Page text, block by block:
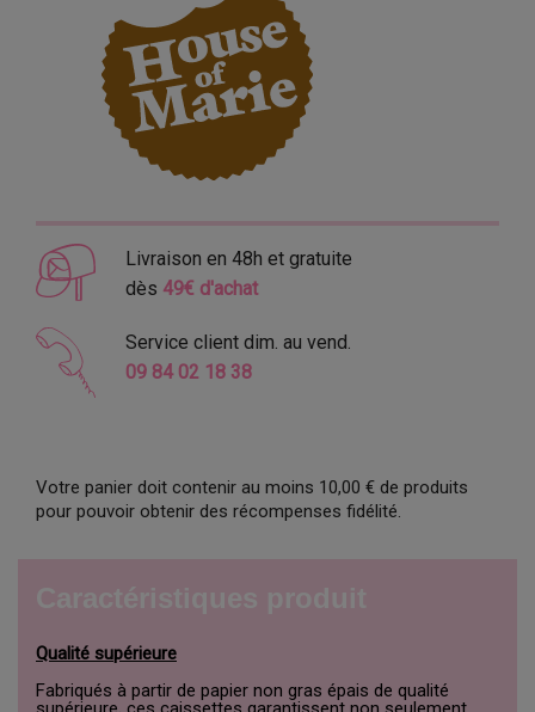
Livraison en 48h et gratuite
dès 49€ d'achat
Service client dim. au vend.
09 84 02 18 38
Votre panier doit contenir au moins 10,00 € de produits
pour pouvoir obtenir des récompenses fidélité.
Qualité supérieure
Fabriqués à partir de papier non gras épais de qualité